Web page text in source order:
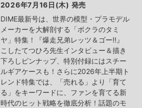
2026年7月16日(木) 発売
DIME最新号は、世界の模型・プラモデル
メーカーを大解剖する「ボクラのタミ
ヤ」特集！『爆走兄弟レッツ＆ゴー!!』
こしたてつひろ先生インタビュー＆描き
下ろしピンナップ、特別付録にはスチー
ルギアケースも！さらに2026年上半期ト
レンド特集では、「売れる」より「育て
る」をキーワードに、ファンを育てる新
時代のヒット戦略を徹底分析！話題のモ